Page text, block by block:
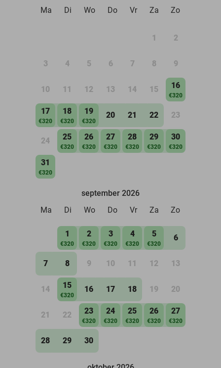
Ma
Di Wo Do Vr Za Zo
1 2
3 4 5 6 7 8 9
10 11 12 13 14 15 16
€320
17
€320
18
€320
19
€320
20 21 22 23
24 25
€320
26
€320
27
€320
28
€320
29
€320
30
€320
31
€320
september 2026
Ma
Di Wo Do Vr Za Zo
1
€320
2
€320
3
€320
4
€320
5
€320
6
7 8 9 10 11 12 13
14 15
€320
16 17 18 19 20
21 22 23
€320
24
€320
25
€320
26
€320
27
€320
28 29 30